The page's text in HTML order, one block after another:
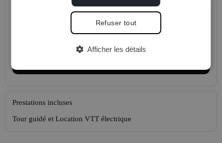
À propos de cette expérience
par personne
Prestations incluses
Tour guidé et Location VTT électrique
Refuser tout
Afficher les détails